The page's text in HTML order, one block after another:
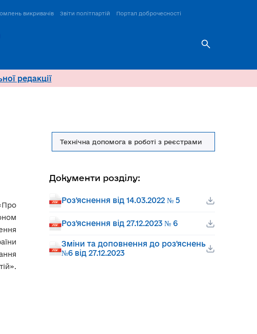
викривачів Звіти політпартій Портал доброчесності
редакції
Технічна допомога в роботі з реєстрами
Документи розділу:
Роз'яснення від 14.03.2022 № 5
Роз'яснення від 27.12.2023 № 6
Зміни та доповнення до роз'яснень
№6 від 27.12.2023